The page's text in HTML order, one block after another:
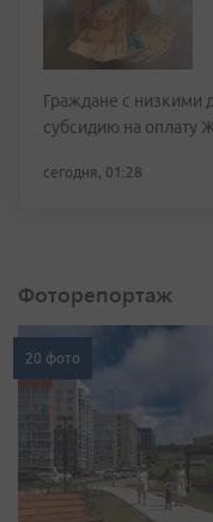
Граждане с низкими
субсидию на оплату
сегодня, 01:28
Фоторепортаж
20 фото